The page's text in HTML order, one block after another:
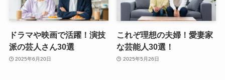
ドラマや映画で活躍！演技
派の芸人さん30選
2025年6月20日
これぞ理想の夫婦！愛妻家
な芸能人30選！
2025年5月26日